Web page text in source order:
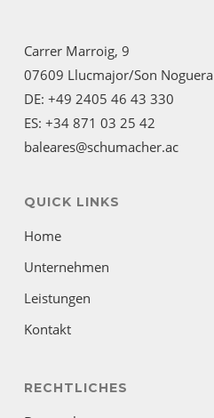
Carrer Marroig, 9
07609 Llucmajor/Son Noguera
DE: +49 2405 46 43 330
ES: +34 871 03 25 42
baleares@schumacher.ac
QUICK LINKS
Home
Unternehmen
Leistungen
Kontakt
RECHTLICHES